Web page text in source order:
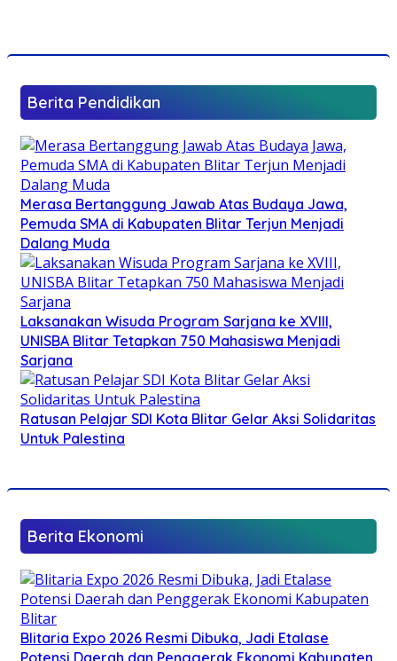
Berita Pendidikan
Merasa Bertanggung Jawab Atas Budaya Jawa,
Pemuda SMA di Kabupaten Blitar Terjun Menjadi
Dalang Muda
Laksanakan Wisuda Program Sarjana ke XVIII,
UNISBA Blitar Tetapkan 750 Mahasiswa Menjadi
Sarjana
Ratusan Pelajar SDI Kota Blitar Gelar Aksi Solidaritas
Untuk Palestina
Berita Ekonomi
Blitaria Expo 2026 Resmi Dibuka, Jadi Etalase
Potensi Daerah dan Penggerak Ekonomi Kabupaten